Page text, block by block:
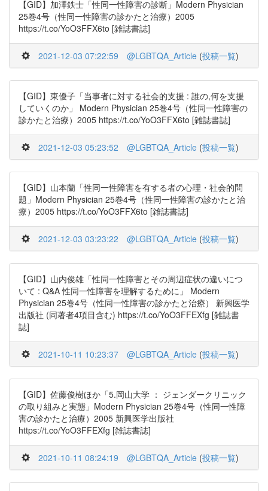
【GID】加澤鉄士「性同一性障害の診断」Modern Physician
25巻4号（性同一性障害の診かたと治療）2005
https://t.co/YoO3FFX6to [雑誌書誌]
2021-12-03 07:22:59 @LGBTQA_Article (投稿一覧)
【GID】東優子「当事者に対する社会的支援 : 誰の,何を支援
していくのか」 Modern Physician 25巻4号（性同一性障害の
診かたと治療）2005 https://t.co/YoO3FFX6to [雑誌書誌]
2021-12-03 05:23:52 @LGBTQA_Article (投稿一覧)
【GID】山本蘭「性同一性障害を有する者の心理・社会的問
題」Modern Physician 25巻4号（性同一性障害の診かたと治
療）2005 https://t.co/YoO3FFX6to [雑誌書誌]
2021-12-03 03:23:22 @LGBTQA_Article (投稿一覧)
【GID】山内俊雄「性同一性障害とその周辺症状の違いにつ
いて : Q&A 性同一性障害を理解するために」 Modern
Physician 25巻4号（性同一性障害の診かたと治療） 新興医学
出版社 (同著者4項目含む) https://t.co/YoO3FFEXfg [雑誌書
誌]
2021-10-11 10:23:37 @LGBTQA_Article (投稿一覧)
【GID】佐藤俊樹ほか「5.岡山大学 ： ジェンダークリニック
の取り組みと実態」Modern Physician 25巻4号（性同一性障
害の診かたと治療）2005 新興医学出版社
https://t.co/YoO3FFEXfg [雑誌書誌]
2021-10-11 08:24:19 @LGBTQA_Article (投稿一覧)